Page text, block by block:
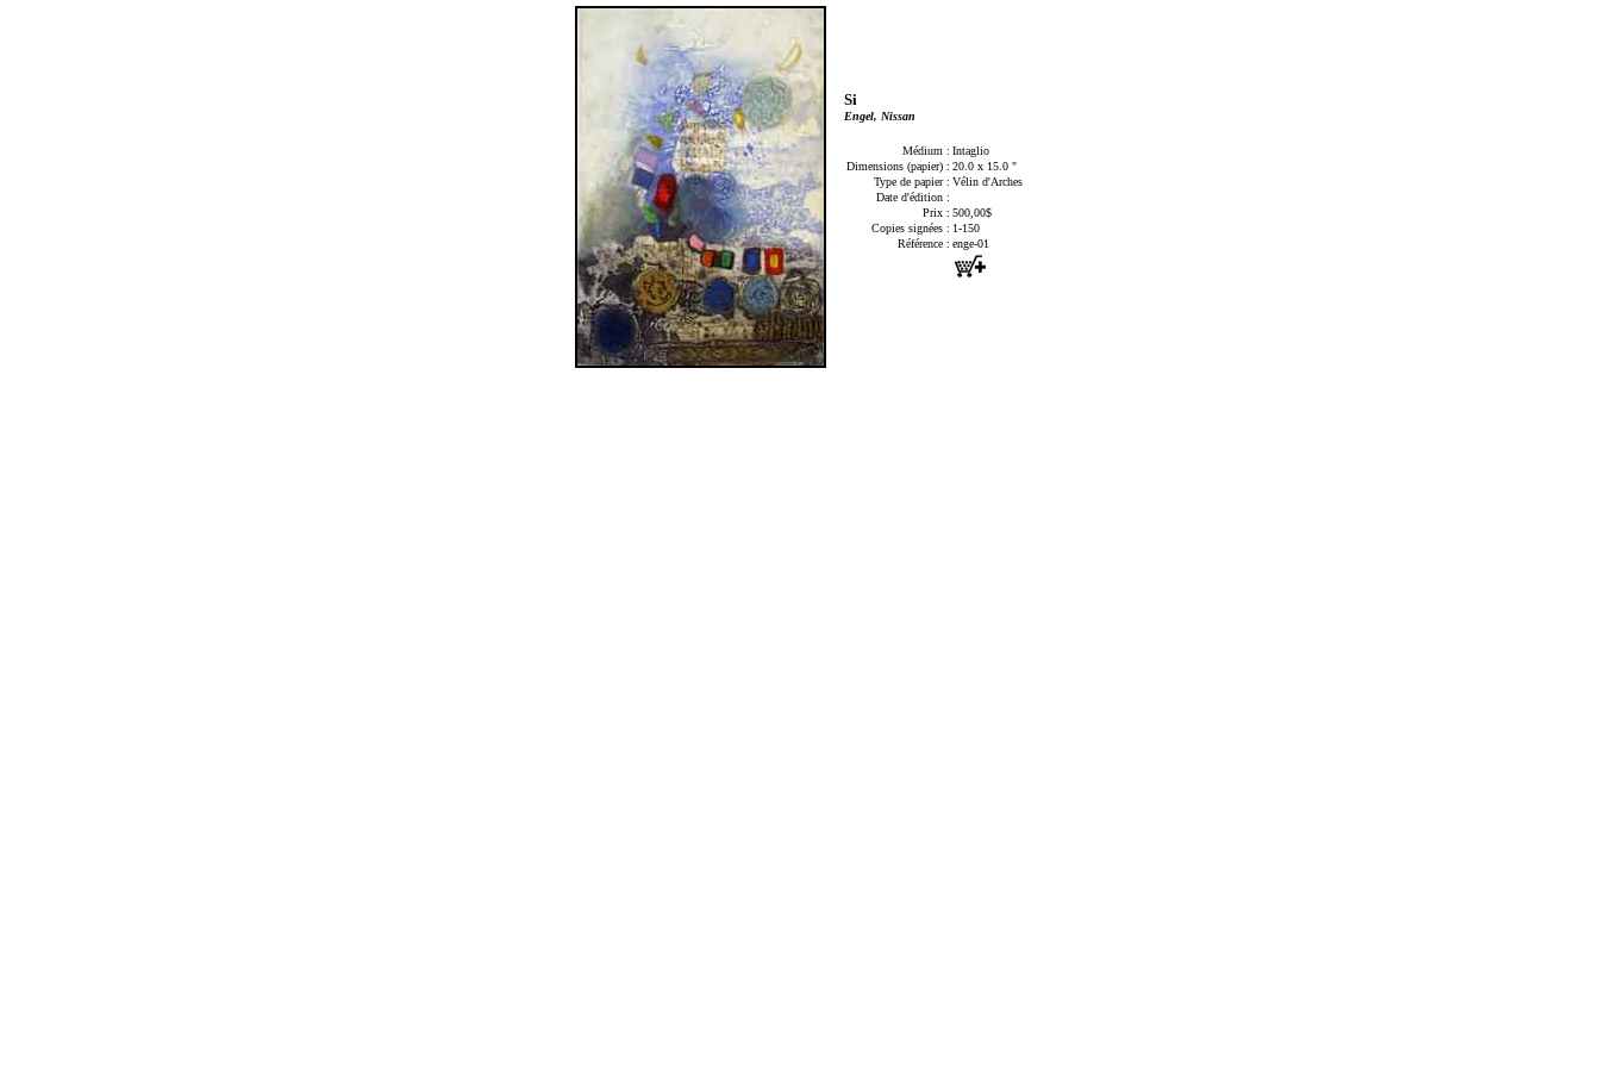
Si
Engel, Nissan
Médium : Intaglio
Dimensions (papier) : 20.0 x 15.0 "
Type de papier : Vélin d'Arches
Date d'édition :
Prix : 500,00$
Copies signées : 1-150
Référence : enge-01